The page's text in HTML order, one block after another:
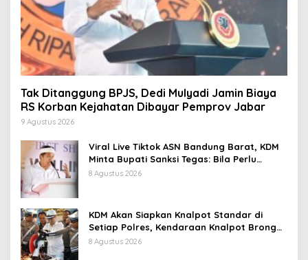
Tak Ditanggung BPJS, Dedi Mulyadi Jamin Biaya
RS Korban Kejahatan Dibayar Pemprov Jabar
9 Agustus 2026
Viral Live Tiktok ASN Bandung Barat, KDM
Minta Bupati Sanksi Tegas: Bila Perlu
Pemberhentian
8 Agustus 2026
KDM Akan Siapkan Knalpot Standar di
Setiap Polres, Kendaraan Knalpot Brong
Tertangkap Langsung Ganti
8 Agustus 2026